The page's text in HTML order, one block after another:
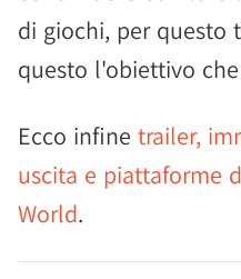
di giochi, per questo
questo l'obiettivo
Ecco infine trailer,
uscita e piattaforme
World.